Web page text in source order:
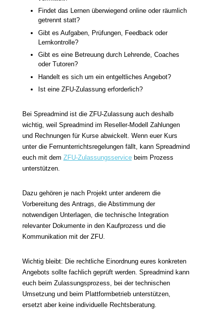
Findet das Lernen überwiegend online oder räumlich
getrennt statt?
Gibt es Aufgaben, Prüfungen, Feedback oder
Lernkontrolle?
Gibt es eine Betreuung durch Lehrende, Coaches
oder Tutoren?
Handelt es sich um ein entgeltliches Angebot?
Ist eine ZFU-Zulassung erforderlich?
Bei Spreadmind ist die ZFU-Zulassung auch deshalb
wichtig, weil Spreadmind im Reseller-Modell Zahlungen
und Rechnungen für Kurse abwickelt. Wenn euer Kurs
unter die Fernunterrichtsregelungen fällt, kann Spreadmind
euch mit dem ZFU-Zulassungsservicebeim Prozess
unterstützen.
Dazu gehören je nach Projekt unter anderem die
Vorbereitung des Antrags, die Abstimmung der
notwendigen Unterlagen, die technische Integration
relevanter Dokumente in den Kaufprozess und die
Kommunikation mit der ZFU.
Wichtig bleibt: Die rechtliche Einordnung eures konkreten
Angebots sollte fachlich geprüft werden. Spreadmind kann
euch beim Zulassungsprozess, bei der technischen
Umsetzung und beim Plattformbetrieb unterstützen,
ersetzt aber keine individuelle Rechtsberatung.